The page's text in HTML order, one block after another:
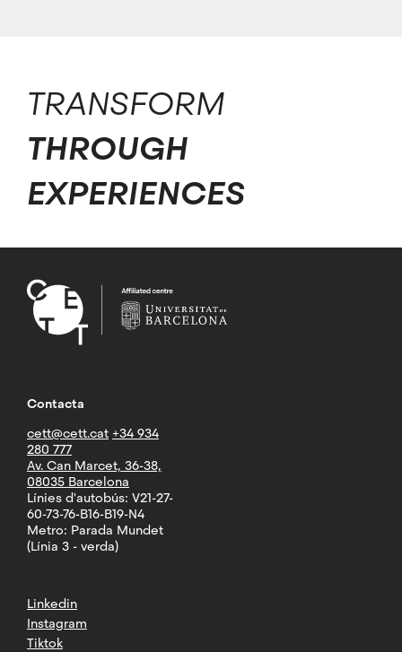
TRANSFORM
THROUGH
EXPERIENCES
Contacta
cett@cett.cat +34 934
280 777
Av. Can Marcet, 36-38,
08035 Barcelona
Línies d'autobús: V21-27-
60-73-76-B16-B19-N4
Metro: Parada Mundet
(Línia 3 - verda)
Linkedin
Instagram
Tiktok